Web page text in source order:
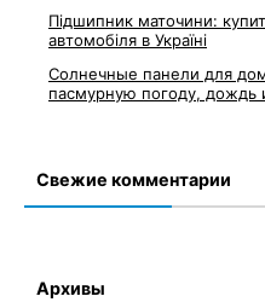
Підшипник маточини:
автомобіля в Україні
Солнечные панели для
пасмурную погоду, дождь
Свежие комментарии
Архивы